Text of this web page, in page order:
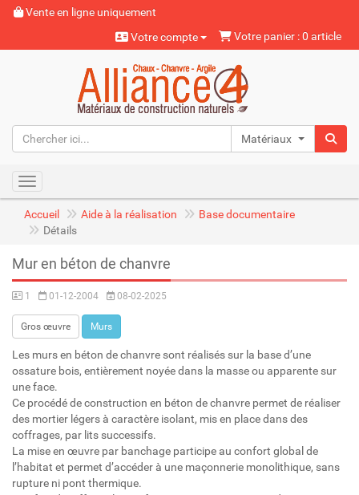
Vente en ligne uniquement
Votre compte
Votre panier : 0 article
Matériaux naturels
Toggle navigation
Accueil Aide à la réalisation
Base documentaire
Détails
Mur en béton de chanvre
1 01-12-2004 08-02-2025
Gros œuvre Murs
Les murs en béton de chanvre sont réalisés sur la base d’une
ossature bois, entièrement noyée dans la masse ou apparente sur
une face.
Ce procédé de construction en béton de chanvre permet de réaliser
des mortier légers à caractère isolant, mis en place dans des
coffrages, par lits successifs.
La mise en œuvre par banchage participe au confort global de
l’habitat et permet d’accéder à une maçonnerie monolithique, sans
rupture ni pont thermique.